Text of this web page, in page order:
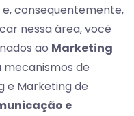
consequentemente,
nessa área, você
ao Marketing
de
e Marketing de
e